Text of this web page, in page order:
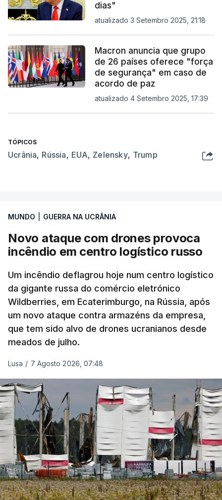
dias"
atualizado 3 Setembro 2025, 21:18
Macron anuncia que grupo
de 26 países oferece "força
de segurança" em caso de
acordo de paz
atualizado 4 Setembro 2025, 17:39
TÓPICOS
Ucrânia, Rússia, EUA, Zelensky, Trump
MUNDO GUERRA NA UCRÂNIA
Novo ataque com drones provoca
incêndio em centro logístico russo
Um incêndio deflagrou hoje num centro logístico
da gigante russa do comércio eletrónico
Wildberries, em Ecaterimburgo, na Rússia, após
um novo ataque contra armazéns da empresa,
que tem sido alvo de drones ucranianos desde
meados de julho.
Lusa / 7 Agosto 2026, 07:48